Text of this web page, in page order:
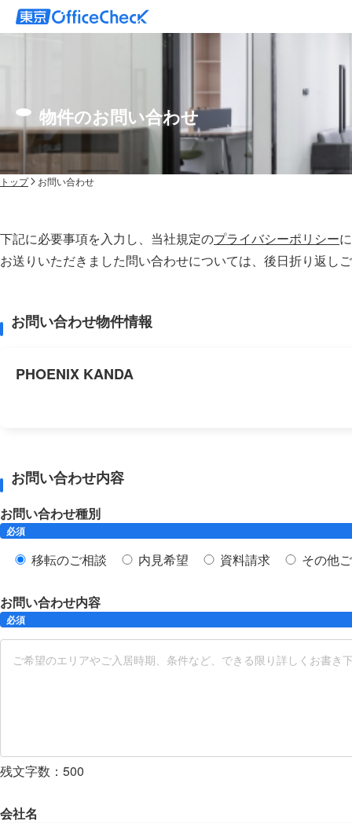
物件のお問い合わせ
トップ お問い合わせ
下記に必要事項を入力し、当社規定のプライバシーポリシー
お送りいただきました問い合わせについては、後⽇折り返し
お問い合わせ物件情報
PHOENIX KANDA
お問い合わせ内容
お問い合わせ種別
必須
移転のご相談 内見希望 資料請求 その他
お問い合わせ内容
必須
残文字数： 500
会社名